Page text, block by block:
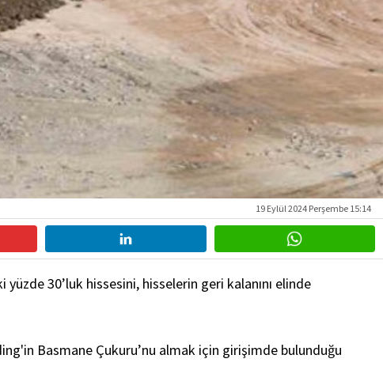
19 Eylül 2024 Perşembe 15:14
30’luk hissesini, hisselerin geri kalanını elinde
Basmane Çukuru’nu almak için girişimde bulunduğu